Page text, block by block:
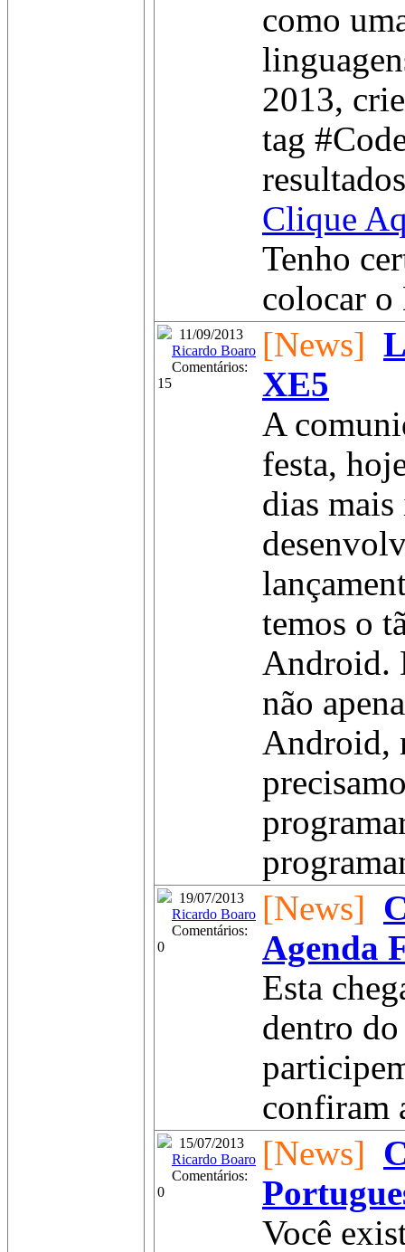
como
2013,
tag
Clique
Tenho
colocar o
11/09/2013
Ricardo Boaro
Comentários:
15
[News]
XE5
A
festa,
dias
temos o
Android.
não
Android,
19/07/2013
Ricardo Boaro
Comentários:
0
[News]
Agenda
Esta
dentro
confiram
15/07/2013
Ricardo Boaro
Comentários:
0
[News]
Você